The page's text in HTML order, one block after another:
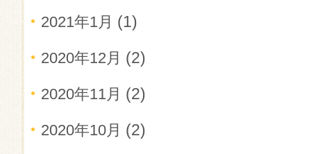
2021年1月 (1)
2020年12月 (2)
2020年11月 (2)
2020年10月 (2)